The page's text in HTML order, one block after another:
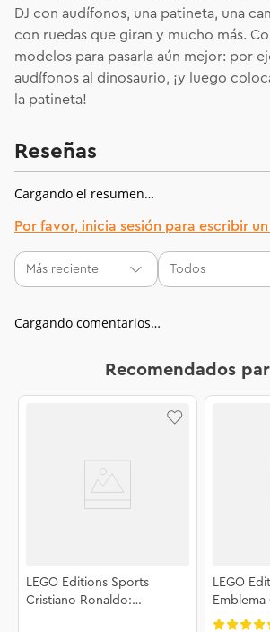
DJ con audífonos, una patineta, una
con ruedas que giran y mucho más.
modelos para pasarla aún mejor: por
audífonos al dinosaurio, ¡y luego
la patineta!
Reseñas
Cargando el resumen…
Por favor, inicia sesión para escribir
Más reciente Todos
Cargando comentarios…
Recomendados
LEGO Editions Sports
Cristiano Ronaldo:
LEGO
Emblema
World